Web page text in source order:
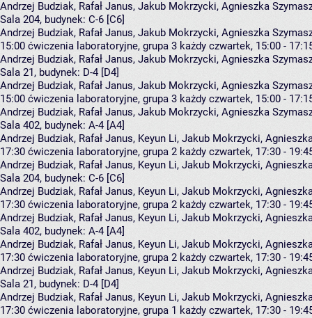
Andrzej Budziak, Rafał Janus, Jakub Mokrzycki, Agnieszka
Sala 204, budynek: C-6 [C6]
Andrzej Budziak, Rafał Janus, Jakub Mokrzycki, Agnieszka
15:00 ćwiczenia laboratoryjne, grupa 3 każdy czwartek, 15:00 -
Andrzej Budziak, Rafał Janus, Jakub Mokrzycki, Agnieszka
Sala 21, budynek: D-4 [D4]
Andrzej Budziak, Rafał Janus, Jakub Mokrzycki, Agnieszka
15:00 ćwiczenia laboratoryjne, grupa 3 każdy czwartek, 15:00 -
Andrzej Budziak, Rafał Janus, Jakub Mokrzycki, Agnieszka
Sala 402, budynek: A-4 [A4]
Andrzej Budziak, Rafał Janus, Keyun Li, Jakub Mokrzycki,
17:30 ćwiczenia laboratoryjne, grupa 2 każdy czwartek, 17:30 -
Andrzej Budziak, Rafał Janus, Keyun Li, Jakub Mokrzycki,
Sala 204, budynek: C-6 [C6]
Andrzej Budziak, Rafał Janus, Keyun Li, Jakub Mokrzycki,
17:30 ćwiczenia laboratoryjne, grupa 2 każdy czwartek, 17:30 -
Andrzej Budziak, Rafał Janus, Keyun Li, Jakub Mokrzycki,
Sala 402, budynek: A-4 [A4]
Andrzej Budziak, Rafał Janus, Keyun Li, Jakub Mokrzycki,
17:30 ćwiczenia laboratoryjne, grupa 2 każdy czwartek, 17:30 -
Andrzej Budziak, Rafał Janus, Keyun Li, Jakub Mokrzycki,
Sala 21, budynek: D-4 [D4]
Andrzej Budziak, Rafał Janus, Keyun Li, Jakub Mokrzycki,
17:30 ćwiczenia laboratoryjne, grupa 1 każdy czwartek, 17:30 -